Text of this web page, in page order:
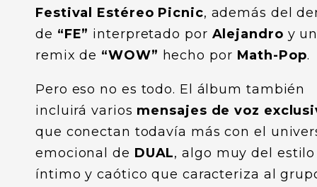
Festival Estéreo Picnic, además del
de “FE” interpretado por Alejandro y
remix de “WOW” hecho por Math-Pop.
Pero eso no es todo. El álbum también
incluirá varios mensajes de voz
que conectan todavía más con el
emocional de DUAL, algo muy del estilo
íntimo y caótico que caracteriza al